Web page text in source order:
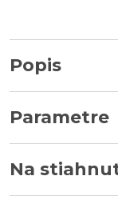
Popis
Parametre
Na